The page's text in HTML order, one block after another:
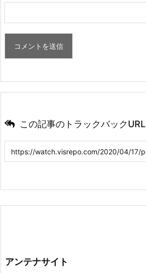
この記事のトラックバックURL
アンテナサイト